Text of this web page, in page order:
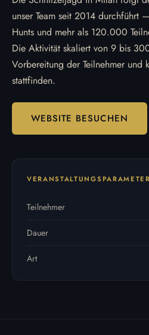
unser Team seit 2014
Hunts und mehr als 120.000
Die Aktivität skaliert von 9 bis
Vorbereitung der Teilnehmer und
stattfinden.
WEBSITE BESUCHEN
VERANSTALTUNGSPARAMETER
Teilnehmer
Dauer
Art